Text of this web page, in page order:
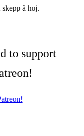
å hoj.
to support